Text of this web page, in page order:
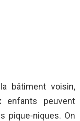
bâtiment voisin,
peuvent
pique-niques. On